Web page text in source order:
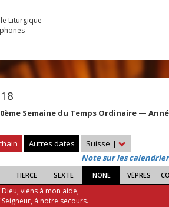
Liturgique
Semaine du Temps Ordinaire —
Autres dates Suisse |
Note sur les
TIERCE SEXTE NONE VÊPRES
Dieu, viens à mon aide,
Seigneur, à notre secours.